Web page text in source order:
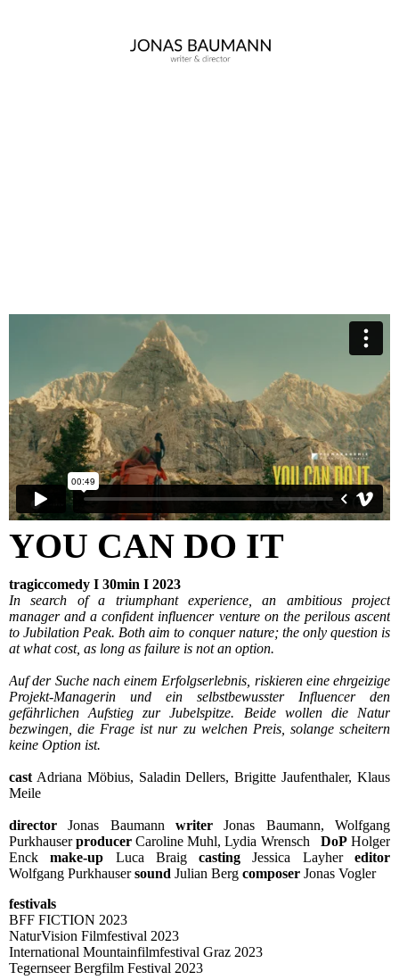
YOU CAN DO IT
tragiccomedy I 30min I 2023
In search of a triumphant experience, an ambitious project
manager and a confident influencer venture on the perilous ascent
to Jubilation Peak. Both aim to conquer nature; the only question is
at what cost, as long as failure is not an option.
Auf der Suche nach einem Erfolgserlebnis, riskieren eine ehrgeizige
Projekt-Managerin und ein selbstbewusster Influencer den
gefährlichen Aufstieg zur Jubelspitze. Beide wollen die Natur
bezwingen, die Frage ist nur zu welchen Preis, solange scheitern
keine Option ist.
cast Adriana Möbius, Saladin Dellers, Brigitte Jaufenthaler, Klaus
Meile
director Jonas Baumann writerJonas Baumann, Wolfgang
PurkhauserproducerCaroline Muhl, Lydia Wrensch DoPHolger
Enckmake-up Luca Braigcasting Jessica Layhereditor
Wolfgang Purkhausersound Julian Berg composer Jonas Vogler
festivals
BFF FICTION 2023
NaturVision Filmfestival 2023
International Mountainfilmfestival Graz 2023
Tegernseer Bergfilm Festival 2023